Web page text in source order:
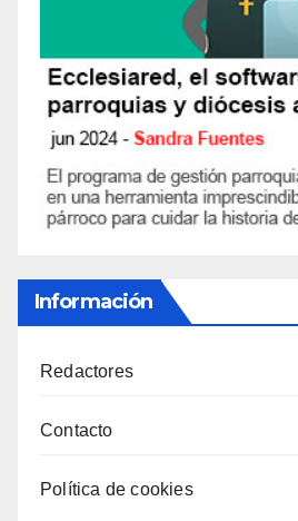
Información
Redactores
Contacto
Política de cookies